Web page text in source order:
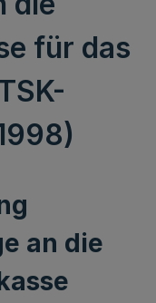
für das
an die